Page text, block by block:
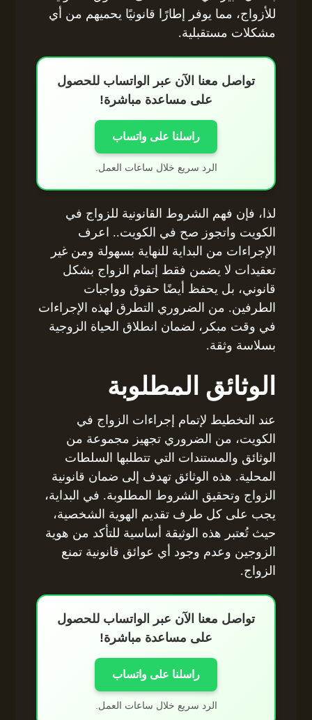
للأزواج، مما يوفر إطارًا قانونيًا يحميهم من أي
مشكلات مستقبلية.
تواصل معنا الآن عبر الواتساب للحصول
على مساعدة مباشرة!
راسلنا على واتساب
الرد سريع خلال ساعات العمل.
لذا، فإن فهم الشروط القانونية للزواج في
الكويت واتجوز صح في الكويت.. اعرف
الإجراءات من البداية للنهاية بسهولة ومن غير
تعقيدات لا يضمن فقط إتمام الزواج بشكل
قانوني، بل يحفظ أيضًا حقوق وواجبات
الطرفين. من الضروري التطرق لهذه الإجراءات
في وقت مبكر، لضمان انطلاق الحياة الزوجية
بسلاسة وثقة.
الوثائق المطلوبة
عند التخطيط لإتمام إجراءات الزواج في
الكويت، من الضروري تجهيز مجموعة من
الوثائق والمستندات التي تتطلبها السلطات
المحلية. هذه الوثائق تهدف إلى ضمان قانونية
الزواج وتحقيق الشروط المطلوبة. في البداية،
يجب على كل طرف تقديم الهوية الشخصية،
حيث تُعتبر هذه الوثيقة أساسية للتأكد من هوية
الزوجين وعدم وجود أي عوائق قانونية تمنع
الزواج.
تواصل معنا الآن عبر الواتساب للحصول
على مساعدة مباشرة!
راسلنا على واتساب
الرد سريع خلال ساعات العمل.